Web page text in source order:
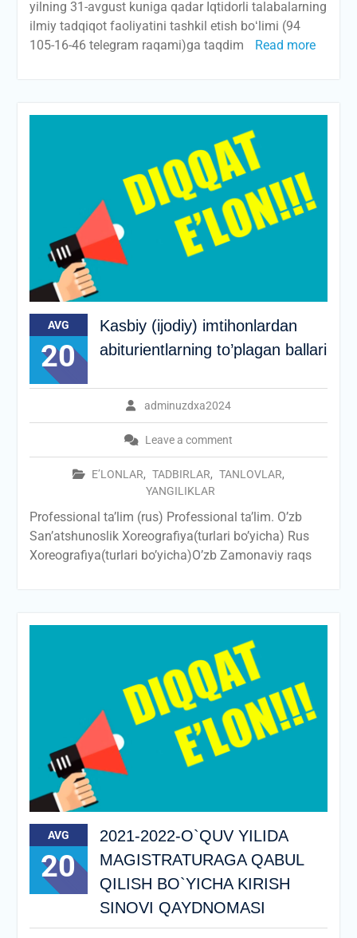
yilning 31-avgust kuniga qadar Iqtidorli talabalarning
ilmiy tadqiqot faoliyatini tashkil etish boʻlimi (94
105-16-46 telegram raqami)ga taqdim
Read more
AVG
20
Kasbiy (ijodiy) imtihonlardan
abiturientlarning to’plagan ballari
adminuzdxa2024
Leave a comment
E’LONLAR, TADBIRLAR, TANLOVLAR,
YANGILIKLAR
Professional ta’lim (rus) Professional ta’lim. O’zb
San’atshunoslik Xoreografiya(turlari bo’yicha) Rus
Xoreografiya(turlari bo’yicha)O’zb Zamonaviy raqs
AVG
20
2021-2022-O`QUV YILIDA
MAGISTRATURAGA QABUL
QILISH BO`YICHA KIRISH
SINOVI QAYDNOMASI